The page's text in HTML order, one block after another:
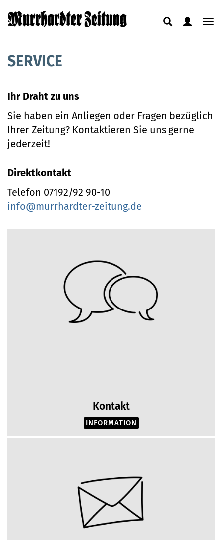
anzeigen
Suche
anzeigen
SERVICE
Ihr Draht zu uns
Sie haben ein Anliegen oder Fragen bezüglich
Ihrer Zeitung? Kontaktieren Sie uns gerne
jederzeit!
Direktkontakt
Telefon 07192/92 90-10
info@murrhardter-zeitung.de
Kontakt
INFORMATION